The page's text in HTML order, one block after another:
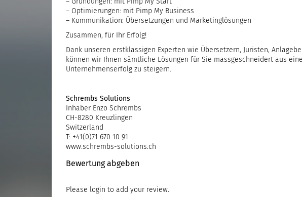
– Gründungen: mit Pimp My Start
– Optimierungen: mit Pimp My Business
– Kommunikation: Übersetzungen und Marketinglösungen
Zusammen, für Ihr Erfolg!
Dank unseren erstklassigen Experten wie Übersetzern, Juristen,
können wir Ihnen sämtliche Lösungen für Sie massgeschneidert aus
Unternehmenserfolg zu steigern.
Schrembs Solutions
Inhaber Enzo Schrembs
CH-8280 Kreuzlingen
Switzerland
T: +41(0)71 670 10 91
www.schrembs-solutions.ch
Bewertung abgeben
Please login to add your review.